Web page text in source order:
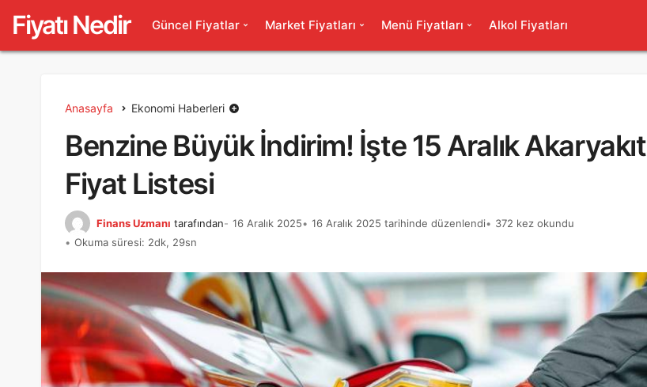
Fiyatı Nedir Güncel Fiyatlar Market Fiyatları Menü Fiyatları Alkol Fiyatları
Anasayfa Ekonomi Haberleri
Benzine Büyük İndirim! İşte 15 Aralık Akaryakıt
Fiyat Listesi
Finans Uzmanı tarafından 16 Aralık 2025 16 Aralık 2025 tarihinde düzenlendi
372 kez okundu
Okuma süresi: 2dk, 29sn